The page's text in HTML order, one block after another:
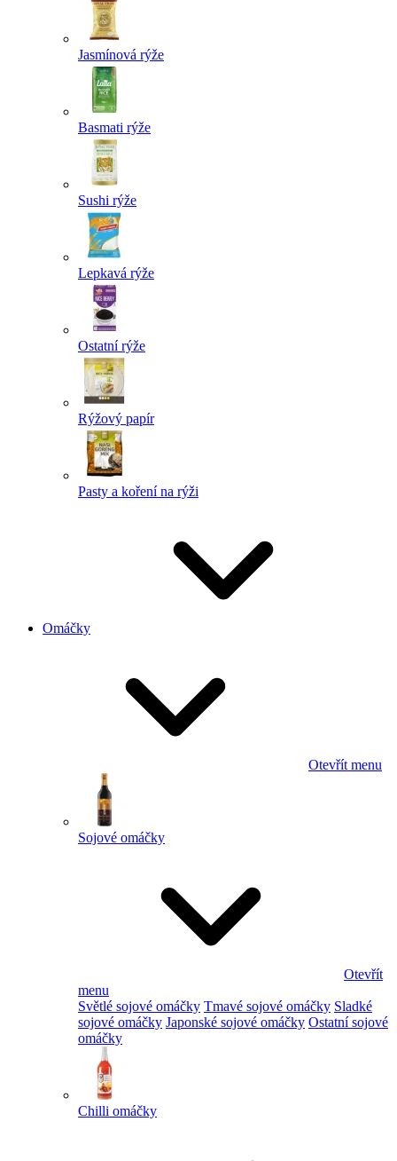
Jasmínová rýže
Basmati rýže
Sushi rýže
Lepkavá rýže
Ostatní rýže
Rýžový papír
Pasty a koření na rýži
Omáčky
Otevřít menu
Sojové omáčky
Otevřít
menu
Světlé sojové omáčky Tmavé sojové omáčky Sladké
sojové omáčky Japonské sojové omáčky Ostatní sojové
omáčky
Chilli omáčky